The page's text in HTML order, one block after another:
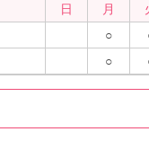
日 月
○
○